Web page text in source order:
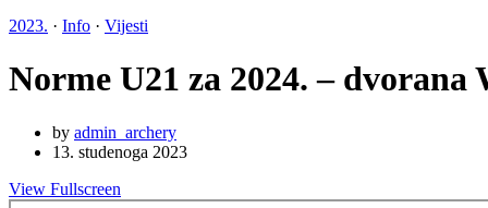
2023. · Info · Vijesti
Norme U21 za 2024. – dvorana
by admin_archery
13. studenoga 2023
View Fullscreen